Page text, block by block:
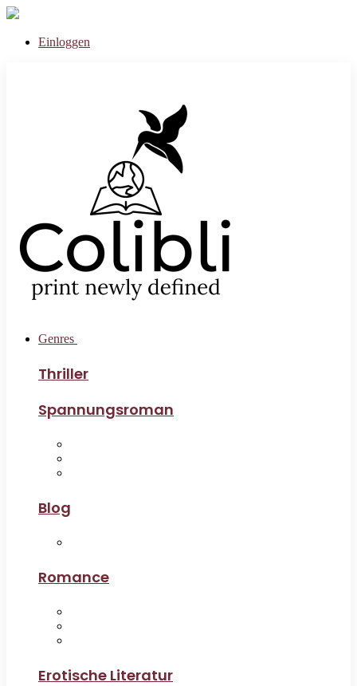
Einloggen
Genres
Thriller
Spannungsroman
Blog
Romance
Erotische Literatur